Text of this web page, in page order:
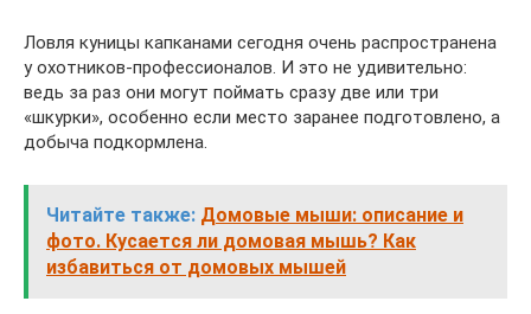
Ловля куницы капканами сегодня очень распространена
у охотников-профессионалов. И это не удивительно:
ведь за раз они могут поймать сразу две или три
«шкурки», особенно если место заранее подготовлено, а
добыча подкормлена.
Читайте также: Домовые мыши: описание и
фото. Кусается ли домовая мышь? Как
избавиться от домовых мышей